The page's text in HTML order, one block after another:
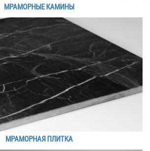
МРАМОРНЫЕ КАМИНЫ
МРАМОРНАЯ ПЛИТКА